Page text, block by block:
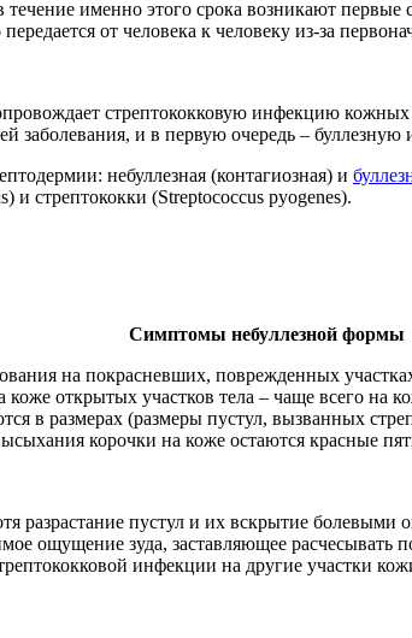
течение именно этого срока возникают
передается от человека к человеку из-за
стрептококковую инфекцию
заболевания, и в первую очередь –
небуллезная (контагиозная) и
и стрептококки (Streptococcus pyogenes).
Симптомы небуллезной формы
на покрасневших, поврежденных
открытых участков тела – чаще всего на
в размерах (размеры пустул, вызванных
корочки на коже остаются красные
разрастание пустул и их вскрытие
ощущение зуда, заставляющее
инфекции на другие участки